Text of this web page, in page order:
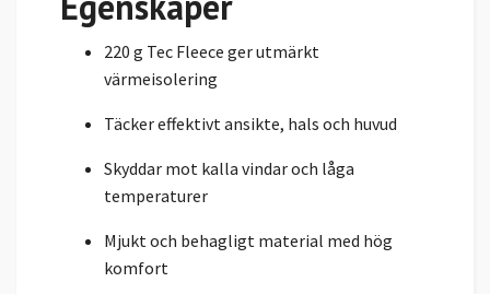
220 g Tec Fleece ger utmärkt
värmeisolering
Täcker effektivt ansikte, hals och huvud
Skyddar mot kalla vindar och låga
temperaturer
Mjukt och behagligt material med hög
komfort